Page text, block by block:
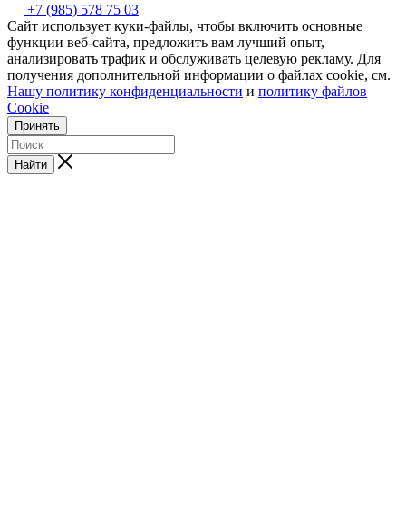
+7 (985) 578 75 03
Сайт использует куки-файлы, чтобы включить основные
функции веб-сайта, предложить вам лучший опыт,
анализировать трафик и обслуживать целевую рекламу. Для
получения дополнительной информации о файлах cookie, см.
Нашу политику конфиденциальности и политику файлов
Cookie
Принять
Найти